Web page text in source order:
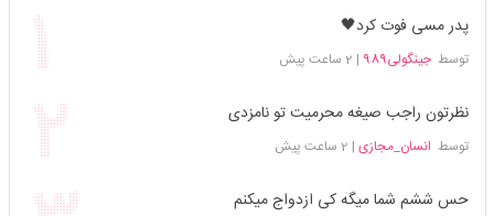
پدر مسی فوت کرد🖤
توسطجینگولی989 | 2 ساعت پیش
نظرتون راجب صیغه محرمیت تو نامزدی
توسط انسان_مجازی | 2 ساعت پیش
حس ششم شما میگه کی ازدواج میکنم